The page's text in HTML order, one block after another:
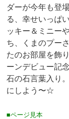
ダーが今年も登
る、幸せいっぱ
ッキー＆ミニー
ち、くまのプー
たのお部屋を飾
ーンデビュー記
石の石言葉入り
にしよう〜☆
■ページ見本